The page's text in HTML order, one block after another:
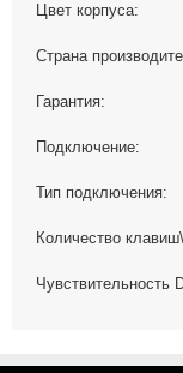
Цвет корпуса:
Страна
Гарантия:
Подключение:
Тип подключения:
Количество
Чувствительность